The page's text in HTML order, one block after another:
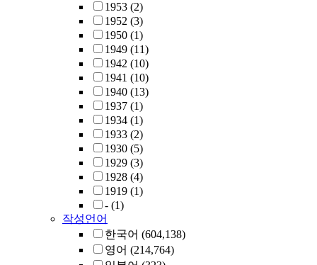
1953 (2)
1952 (3)
1950 (1)
1949 (11)
1942 (10)
1941 (10)
1940 (13)
1937 (1)
1934 (1)
1933 (2)
1930 (5)
1929 (3)
1928 (4)
1919 (1)
- (1)
작성언어
한국어 (604,138)
영어 (214,764)